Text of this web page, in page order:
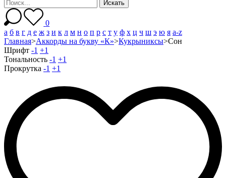
0
а б в г д е ж з и к л м н о п р с т у ф х ц ч ш э ю я a-z
Главная>Аккорды на букву «К»>Кукрыниксы>Сон
Шрифт -1 +1
Тональность -1 +1
Прокрутка -1 +1